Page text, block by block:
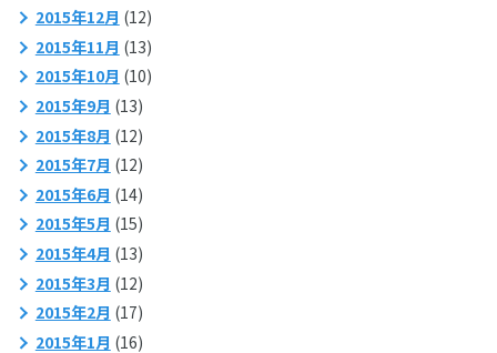
2015年12月 (12)
2015年11月 (13)
2015年10月 (10)
2015年9月 (13)
2015年8月 (12)
2015年7月 (12)
2015年6月 (14)
2015年5月 (15)
2015年4月 (13)
2015年3月 (12)
2015年2月 (17)
2015年1月 (16)